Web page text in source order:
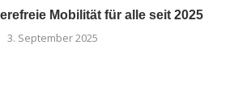
Mobilität für alle seit 2025
3. September 2025